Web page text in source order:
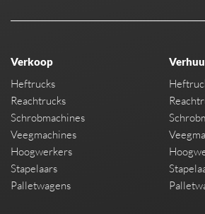
Verkoop
Heftrucks
Reachtrucks
Schrobmachines
Veegmachines
Hoogwerkers
Stapelaars
Palletwagens